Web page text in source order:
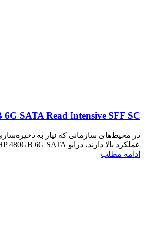
6G SATA Read Intensive SFF SC
در محیط‌های سازمانی که نیاز به ذخیره‌سازی
عملکرد بالا دارند، درایو HP 480GB 6G SATA فشرده SF...
ادامه مطلب